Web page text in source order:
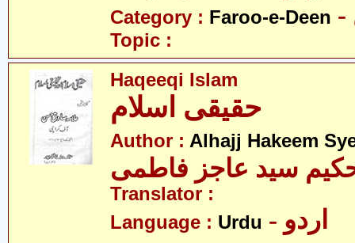
Category : Faroo-e-Deen
Topic :
Haqeeqi Islam
حقیقی اسلام
Author : Alhajj Hakeem
سید عاجز فاطمی
Translator :
Language : Urdu - اردو